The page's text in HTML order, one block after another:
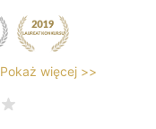
Pokaż więcej >>